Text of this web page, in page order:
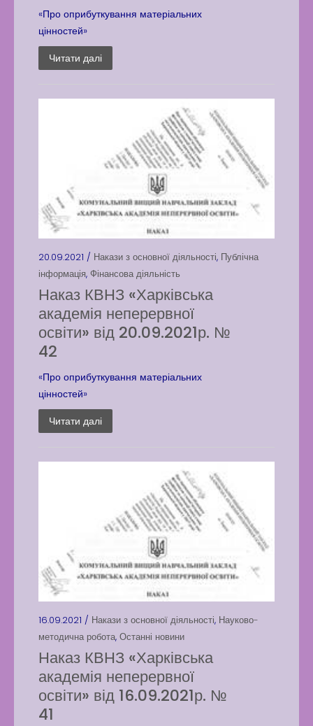
«Про оприбуткування матеріальних
цінностей»
Читати далі
20.09.2021 / Накази з основної діяльності, Публічна
інформація, Фінансова діяльність
Наказ КВНЗ «Харківська
академія неперервної
освіти» від 20.09.2021р. №
42
«Про оприбуткування матеріальних
цінностей»
Читати далі
16.09.2021 / Накази з основної діяльності, Науково-
методична робота, Останні новини
Наказ КВНЗ «Харківська
академія неперервної
освіти» від 16.09.2021р. №
41